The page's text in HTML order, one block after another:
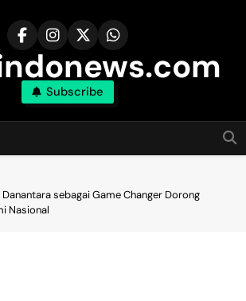
Subscribe
sebagai Game Changer Dorong
Nasional